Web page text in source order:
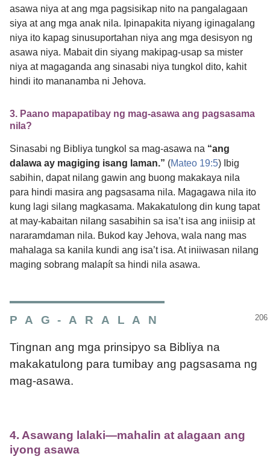
asawa niya at ang mga pagsisikap nito na pangalagaan
siya at ang mga anak nila. Ipinapakita niyang iginagalang
niya ito kapag sinusuportahan niya ang mga desisyon ng
asawa niya. Mabait din siyang makipag-usap sa mister
niya at magaganda ang sinasabi niya tungkol dito, kahit
hindi ito mananamba ni Jehova.
3. Paano mapapatibay ng mag-asawa ang pagsasama
nila?
Sinasabi ng Bibliya tungkol sa mag-asawa na “ang
dalawa ay magiging isang laman.” (Mateo 19:5) Ibig
sabihin, dapat nilang gawin ang buong makakaya nila
para hindi masira ang pagsasama nila. Magagawa nila ito
kung lagi silang magkasama. Makakatulong din kung tapat
at may-kabaitan nilang sasabihin sa isa’t isa ang iniisip at
nararamdaman nila. Bukod kay Jehova, wala nang mas
mahalaga sa kanila kundi ang isa’t isa. At iniiwasan nilang
maging sobrang malapít sa hindi nila asawa.
PAG-ARALAN
Tingnan ang mga prinsipyo sa Bibliya na
makakatulong para tumibay ang pagsasama ng
mag-asawa.
4. Asawang lalaki​—mahalin at alagaan ang
iyong asawa